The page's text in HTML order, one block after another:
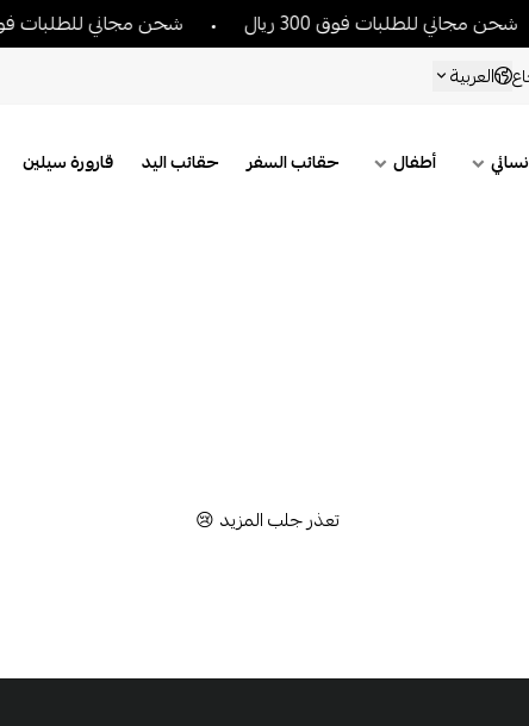
شحن مجاني للطلبات فوق 300 ريال شحن مجاني للطلبات فوق 300
العربية
نسائي أطفال حقائب السفر حقائب اليد قارورة سيلين
تعذر جلب المزيد 😢